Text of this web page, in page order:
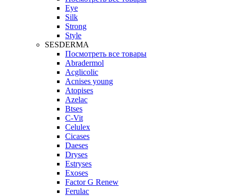
Eye
Silk
Strong
Style
SESDERMA
Посмотреть все товары
Abradermol
Acglicolic
Acnises young
Atopises
Azelac
Btses
C-Vit
Celulex
Cicases
Daeses
Dryses
Estryses
Exoses
Factor G Renew
Ferulac